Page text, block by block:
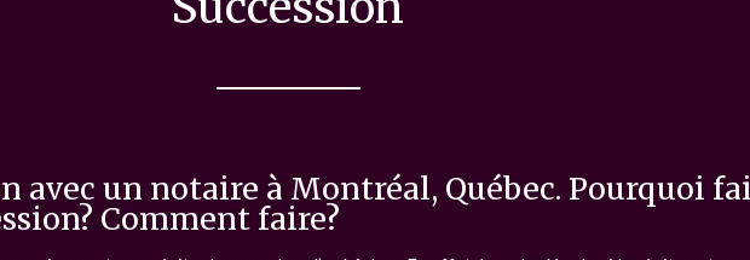
avec un notaire à Montréal, Québec. Pourquoi
Comment faire?